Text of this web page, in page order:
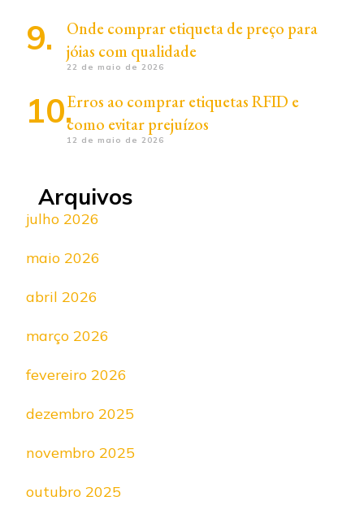
Onde comprar etiqueta de preço para
jóias com qualidade
22 de maio de 2026
Erros ao comprar etiquetas RFID e
como evitar prejuízos
12 de maio de 2026
Arquivos
julho 2026
maio 2026
abril 2026
março 2026
fevereiro 2026
dezembro 2025
novembro 2025
outubro 2025